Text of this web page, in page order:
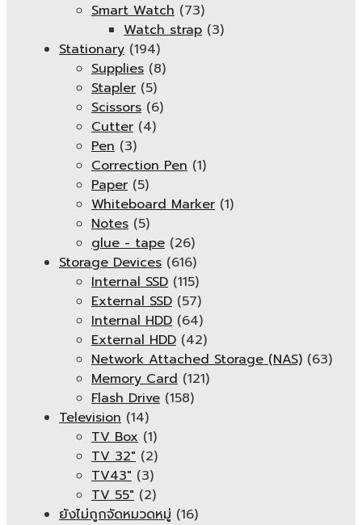
Smart Watch (73)
Watch strap (3)
Stationary (194)
Supplies (8)
Stapler (5)
Scissors (6)
Cutter (4)
Pen (3)
Correction Pen (1)
Paper (5)
Whiteboard Marker (1)
Notes (5)
glue - tape (26)
Storage Devices (616)
Internal SSD (115)
External SSD (57)
Internal HDD (64)
External HDD (42)
Network Attached Storage (NAS) (63)
Memory Card (121)
Flash Drive (158)
Television (14)
TV Box (1)
TV 32" (2)
TV43" (3)
TV 55" (2)
ยังไม่ถูกจัดหมวดหมู่ (16)